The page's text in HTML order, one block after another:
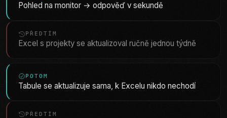
Pohled na monitor → odpověď v sekundě
PŘEDTÍM
Excel s projekty se aktualizoval ručně jednou týdně
POTOM
Tabule se aktualizuje sama, k Excelu nikdo nechodí
PŘEDTÍM